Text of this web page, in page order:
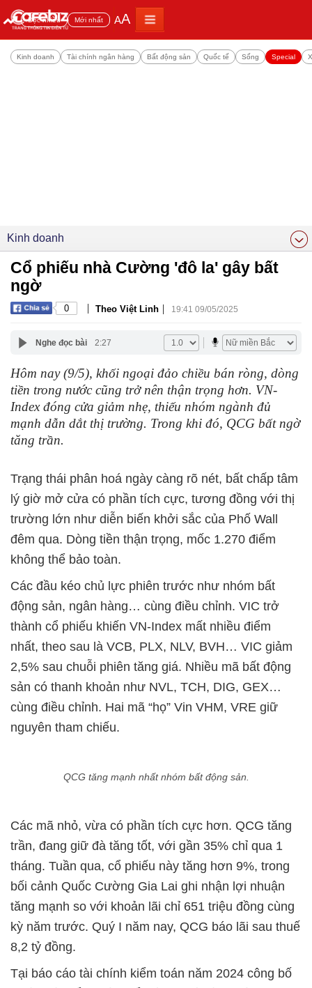
Đọc nhiều Mới nhất AA
Kinh doanh Tài chính ngân hàng Bất động sản Quốc tế Sống Special
Kinh doanh
Cổ phiếu nhà Cường 'đô la' gây bất
ngờ
0 | Theo Việt Linh | 19:41 09/05/2025
Nghe đọc bài 2:27
Hôm nay (9/5), khối ngoại đảo chiều bán ròng, dòng
tiền trong nước cũng trở nên thận trọng hơn. VN-
Index đóng cửa giảm nhẹ, thiếu nhóm ngành đủ
mạnh dẫn dắt thị trường. Trong khi đó, QCG bất ngờ
tăng trần.
Trạng thái phân hoá ngày càng rõ nét, bất chấp tâm
lý giờ mở cửa có phần tích cực, tương đồng với thị
trường lớn như diễn biến khởi sắc của Phố Wall
đêm qua. Dòng tiền thận trọng, mốc 1.270 điểm
không thể bảo toàn.
Các đầu kéo chủ lực phiên trước như nhóm bất
động sản, ngân hàng… cùng điều chỉnh. VIC trở
thành cổ phiếu khiến VN-Index mất nhiều điểm
nhất, theo sau là VCB, PLX, NLV, BVH… VIC giảm
2,5% sau chuỗi phiên tăng giá. Nhiều mã bất động
sản có thanh khoản như NVL, TCH, DIG, GEX…
cùng điều chỉnh. Hai mã “họ” Vin VHM, VRE giữ
nguyên tham chiếu.
QCG tăng mạnh nhất nhóm bất động sản.
Các mã nhỏ, vừa có phần tích cực hơn. QCG tăng
trần, đang giữ đà tăng tốt, với gần 35% chỉ qua 1
tháng. Tuần qua, cổ phiếu này tăng hơn 9%, trong
bối cảnh Quốc Cường Gia Lai ghi nhận lợi nhuận
tăng mạnh so với khoản lãi chỉ 651 triệu đồng cùng
kỳ năm trước. Quý I năm nay, QCG báo lãi sau thuế
8,2 tỷ đồng.
Tại báo cáo tài chính kiểm toán năm 2024 công bố